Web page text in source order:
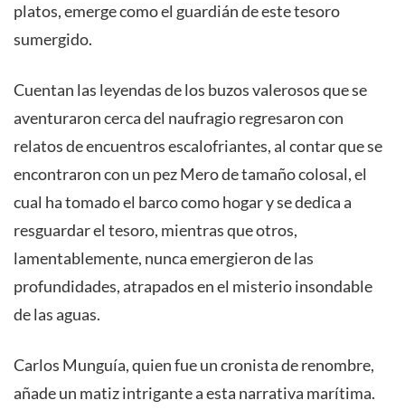
platos, emerge como el guardián de este tesoro
sumergido.
Cuentan las leyendas de los buzos valerosos que se
aventuraron cerca del naufragio regresaron con
relatos de encuentros escalofriantes, al contar que se
encontraron con un pez Mero de tamaño colosal, el
cual ha tomado el barco como hogar y se dedica a
resguardar el tesoro, mientras que otros,
lamentablemente, nunca emergieron de las
profundidades, atrapados en el misterio insondable
de las aguas.
Carlos Munguía, quien fue un cronista de renombre,
añade un matiz intrigante a esta narrativa marítima.